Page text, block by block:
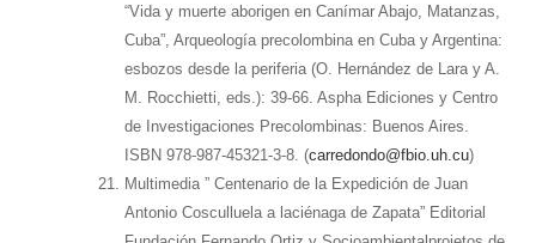
“Vida y muerte aborigen en Canímar Abajo, Matanzas,
Cuba”, Arqueología precolombina en Cuba y Argentina:
esbozos desde la periferia (O. Hernández de Lara y A.
M. Rocchietti, eds.): 39-66. Aspha Ediciones y Centro
de Investigaciones Precolombinas: Buenos Aires.
ISBN 978-987-45321-3-8. (carredondo@fbio.uh.cu)
Multimedia ” Centenario de la Expedición de Juan
Antonio Cosculluela a laciénaga de Zapata” Editorial